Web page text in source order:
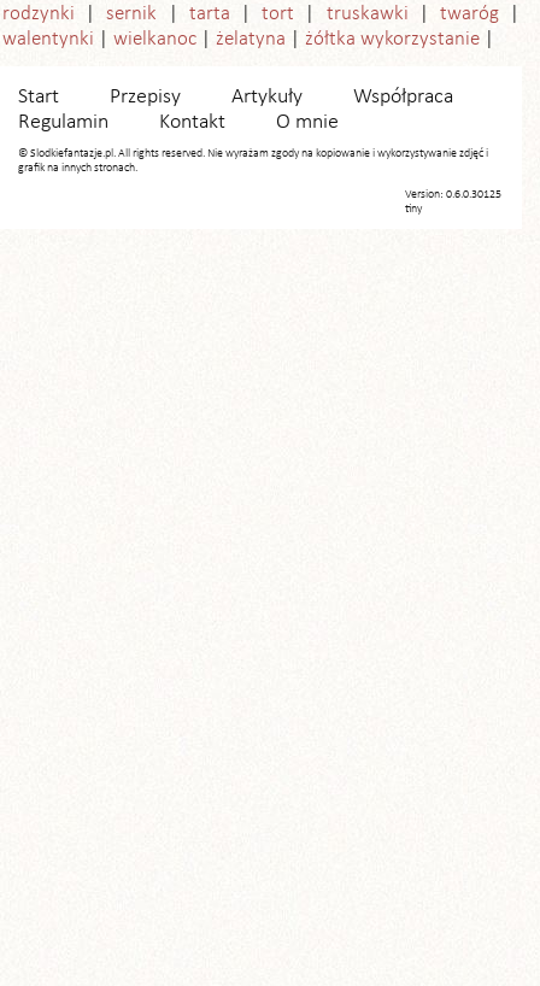
rodzynki sernik tarta tort truskawki
twaróg
walentynki
wielkanoc żelatyna żółtka wykorzystanie
Start Przepisy Artykuły
Współpraca
Regulamin
Kontakt O mnie
© Slodkiefantazje.pl. All rights reserved. Nie wyrażam zgody na kopiowanie i wykorzystywanie zdjęć i
grafik na innych stronach.
Version: 0.6.0.30125
tiny